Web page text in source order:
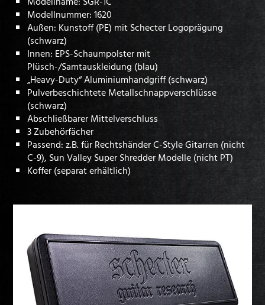
Modellnummer: 1620
Außen: Kunstoff (PE) mit Schecter Logoprägung
(schwarz)
Innen: EPS-Schaumpolster mit
Plüsch-/Samtauskleidung (blau)
„Heavy-Duty“ Aluminiumhandgriff (schwarz)
Pulverbeschichtete Metallschnappverschlüsse
(schwarz)
Abschließbarer Mittelverschluss
3 Zubehörfächer
Passend: z.B. für Rechtshänder C-Style Gitarren (nicht
C-9), Sun Valley Super Shredder Modelle (nicht PT)
Koffer (separat erhältlich)